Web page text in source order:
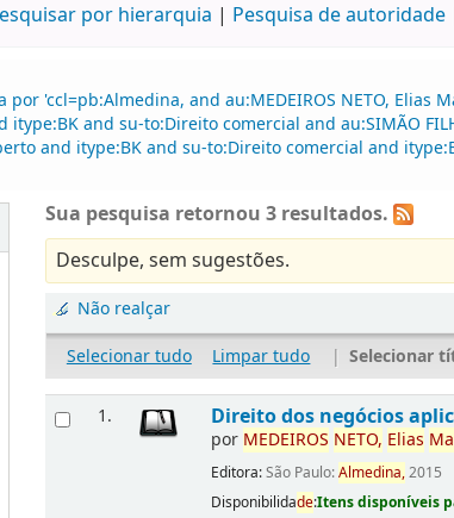
por hierarquia Pesquisa de autoridade
por 'ccl=pb:Almedina, and au:MEDEIROS NETO,
itype:BK and su-to:Direito comercial and au:SIMÃO
and itype:BK and su-to:Direito comercial and
Sua pesquisa retornou 3 resultados.
Desculpe, sem sugestões.
Não realçar
Selecionar tudo
Limpar tudo | Selecionar
1. Direito dos negócios
por MEDEIROS NETO, Elias
Editora:São Paulo:Almedina,2015
Disponibilidade:Itens disponíveis